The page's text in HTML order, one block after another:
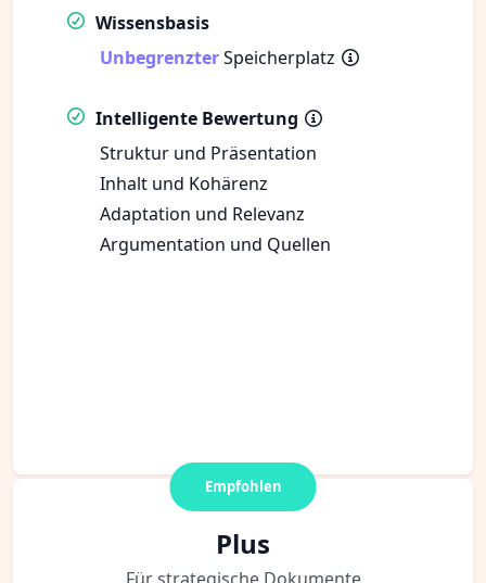
Wissensbasis
UnbegrenzterSpeicherplatz
Intelligente Bewertung
Struktur und Präsentation
Inhalt und Kohärenz
Adaptation und Relevanz
Argumentation und Quellen
Empfohlen
Plus